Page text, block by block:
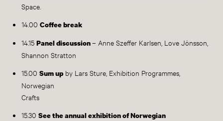
Space.
14.00 Coffee break
14.15 Panel discussion– Anne Szeffer Karlsen, Love Jönsson,
Shannon Stratton
15.00 Sum upby Lars Sture, Exhibition Programmes,
Norwegian
Crafts
15.30 See the annual exhibition of Norwegian